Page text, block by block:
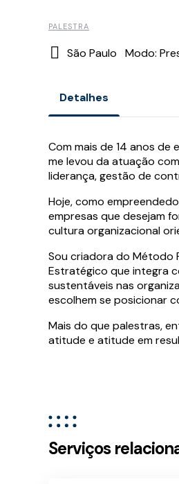
PALESTRA
São Paulo Modo:
Detalhes
Com mais de 14 anos
me levou da atuação
liderança, gestão de
Hoje, como
empresas que desejam
cultura organizacional
Sou criadora do Método
Estratégico que integra
sustentáveis nas
escolhem se posicionar
Mais do que palestras,
atitude e atitude em
Serviços